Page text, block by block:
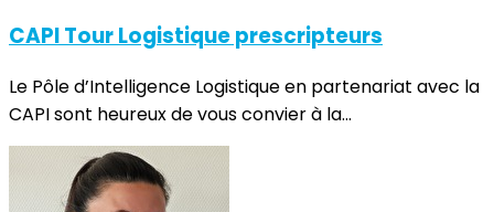
CAPI Tour Logistique prescripteurs
Le Pôle d’Intelligence Logistique en partenariat avec la
CAPI sont heureux de vous convier à la...